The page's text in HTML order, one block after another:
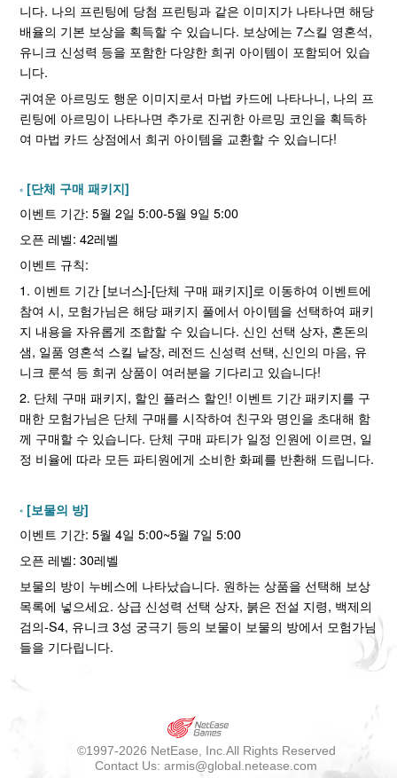
니다. 나의 프린팅에 당첨 프린팅과 같은 이미지가 나타나면 해당
배율의 기본 보상을 획득할 수 있습니다. 보상에는 7스킬 영혼석,
유니크 신성력 등을 포함한 다양한 희귀 아이템이 포함되어 있습
니다.
귀여운 아르밍도 행운 이미지로서 마법 카드에 나타나니, 나의 프
린팅에 아르밍이 나타나면 추가로 진귀한 아르밍 코인을 획득하
여 마법 카드 상점에서 희귀 아이템을 교환할 수 있습니다!
[단체 구매 패키지]
이벤트 기간: 5월 2일 5:00-5월 9일 5:00
오픈 레벨: 42레벨
이벤트 규칙:
1. 이벤트 기간 [보너스]-[단체 구매 패키지]로 이동하여 이벤트에
참여 시, 모험가님은 해당 패키지 풀에서 아이템을 선택하여 패키
지 내용을 자유롭게 조합할 수 있습니다. 신인 선택 상자, 혼돈의
샘, 일품 영혼석 스킬 낱장, 레전드 신성력 선택, 신인의 마음, 유
니크 룬석 등 희귀 상품이 여러분을 기다리고 있습니다!
2. 단체 구매 패키지, 할인 플러스 할인! 이벤트 기간 패키지를 구
매한 모험가님은 단체 구매를 시작하여 친구와 명인을 초대해 함
께 구매할 수 있습니다. 단체 구매 파티가 일정 인원에 이르면, 일
정 비율에 따라 모든 파티원에게 소비한 화폐를 반환해 드립니다.
[보물의 방]
이벤트 기간: 5월 4일 5:00~5월 7일 5:00
오픈 레벨: 30레벨
보물의 방이 누베스에 나타났습니다. 원하는 상품을 선택해 보상
목록에 넣으세요. 상급 신성력 선택 상자, 붉은 전설 지령, 백제의
검의-S4, 유니크 3성 궁극기 등의 보물이 보물의 방에서 모험가님
들을 기다립니다.
©1997-2026 NetEase, Inc.All Rights Reserved
Contact Us: armis@global.netease.com